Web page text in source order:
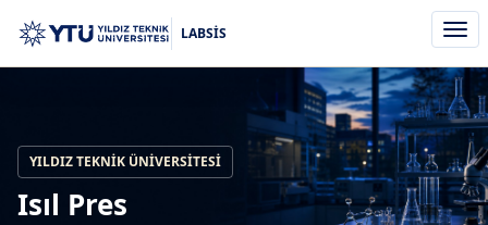
aç/
LABSİS
YILDIZ TEKNIK ÜNIVERSITESI
Isıl Pres